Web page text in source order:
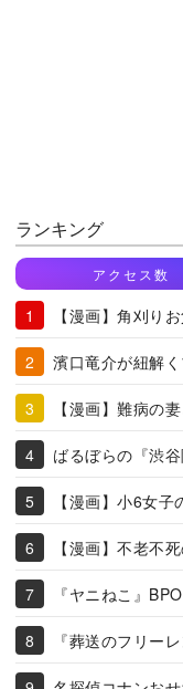
ランキング
アクセス数
【漫画】角刈り
濱口竜介が紐解
【漫画】難病の
ばるぼらの『渋
【漫画】小6女
【漫画】不老不
『ヤニねこ』
『葬送のフリー